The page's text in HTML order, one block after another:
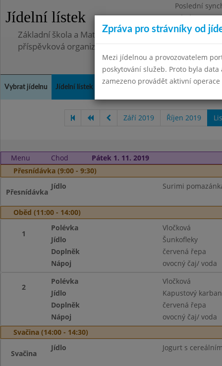
Jídelní lístek
Poslední
Pátek
Základní škola a Mateřská škola, Deblín, okres Brno-
příspěvková organizace
Vybrat jídelnu Jídelní lístek Kontakty a informace
Září 2019 Říjen 2019
Menu Chod
Pátek 1. 11. 2019
Přesnídávka (9:00 - 9:30)
Přesnídávka
Jídlo Surimi
Oběd (11:00 - 14:00)
1
Polévka
Vločková
Jídlo
Šunkofleky
Doplněk
červená řepa
Nápoj
ovocný čaj/ voda
2
Polévka
Vločková
Jídlo
Kapustový
Doplněk
červená řepa
Nápoj
ovocný čaj/ voda
Svačina (14:00 - 14:30)
Svačina
Jídlo Jogurt s
Zpráva pro strávníky od
Mezi jídelnou a provozovatelem
poskytování služeb. Proto byla
zamezeno provádět aktivní